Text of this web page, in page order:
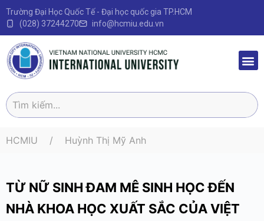
Trường Đại Học Quốc Tế - Đại học quốc gia TP.HCM
(028) 37244270
info@hcmiu.edu.vn
HCMIU Huỳnh Thị Mỹ Anh
TỪ NỮ SINH ĐAM MÊ SINH HỌC ĐẾN
NHÀ KHOA HỌC XUẤT SẮC CỦA VIỆT